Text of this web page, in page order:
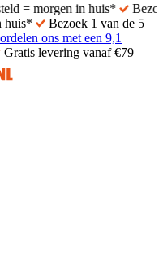
in huis*
Bezoek 1 van
huis*
Bezoek 1 van de 5
ons met een 9,1
Gratis levering vanaf €79